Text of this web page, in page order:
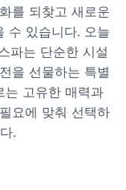
를 되찾고 새로운
수 있습니다. 오늘
파는 단순한 시설
을 선물하는 특별
는 고유한 매력과
요에 맞춰 선택하
.